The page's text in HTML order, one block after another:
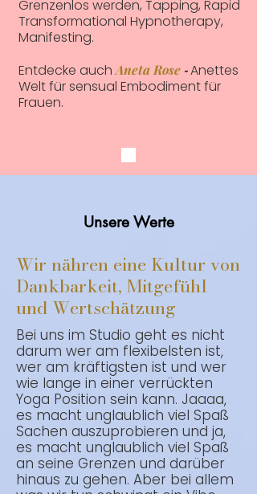
Grenzenlos werden, Tapping, Rapid
Transformational Hypnotherapy,
Manifesting.
Entdecke auchAneta Rose- Anettes
Welt für sensual Embodiment für
Frauen.
Unsere Werte
Wir nähren eine Kultur von
Dankbarkeit, Mitgefühl
und Wertschätzung
Bei uns im Studio geht es nicht
darum wer am flexibelsten ist,
wer am kräftigsten ist und wer
wie lange in einer verrückten
Yoga Position sein kann. Jaaaa,
es macht unglaublich viel Spaß
Sachen auszuprobieren und ja,
es macht unglaublich viel Spaß
an seine Grenzen und darüber
hinaus zu gehen. Aber bei allem